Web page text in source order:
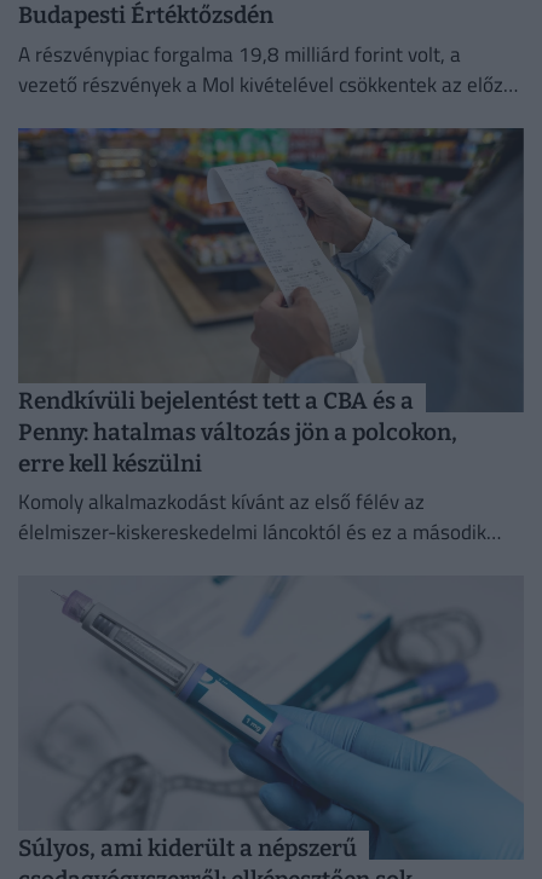
Budapesti Értéktőzsdén
A részvénypiac forgalma 19,8 milliárd forint volt, a
vezető részvények a Mol kivételével csökkentek az előző
Rendkívüli bejelentést tett a CBA és a
Penny: hatalmas változás jön a polcokon,
erre kell készülni
Komoly alkalmazkodást kívánt az első félév az
élelmiszer-kiskereskedelmi láncoktól és ez a második
Súlyos, ami kiderült a népszerű